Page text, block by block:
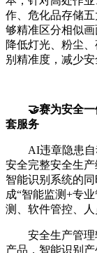
作、危化品存储
够精准区分相似
降低灯光、粉尘
别精准度，减少安
🤝赛为安全
套服务
AI违章隐患
安全完整安全生
智能识别系统的
成“智能监测+专
测、软件管控、人
安全生产管
产品，智能识别